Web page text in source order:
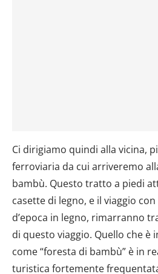
Ci dirigiamo quindi alla vicina,
ferroviaria da cui arriveremo
bambù. Questo tratto a piedi
casette di legno, e il viaggio
d’epoca in legno, rimarranno
di questo viaggio. Quello che è
come “foresta di bambù” è in
turistica fortemente